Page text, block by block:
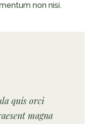
non nisi.
quis orci
magna